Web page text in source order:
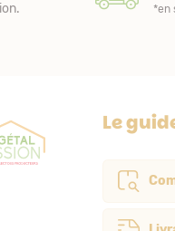
*en
Le